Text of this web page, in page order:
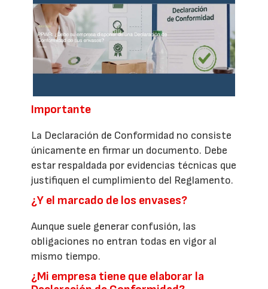
Importante
La Declaración de Conformidad no consiste
únicamente en firmar un documento. Debe
estar respaldada por evidencias técnicas que
justifiquen el cumplimiento del Reglamento.
¿Y el marcado de los envases?
Aunque suele generar confusión, las
obligaciones no entran todas en vigor al
mismo tiempo.
¿Mi empresa tiene que elaborar la